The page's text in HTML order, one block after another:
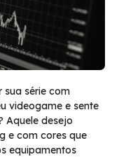
sua série com
videogame e sente
Aquele desejo
e com cores que
equipamentos